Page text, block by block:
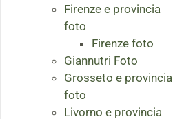
Firenze e provincia
foto
Firenze foto
Giannutri Foto
Grosseto e provincia
foto
Livorno e provincia